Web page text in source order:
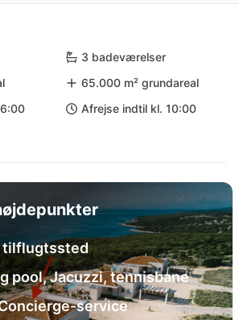
3 badeværelser
65.000 m² grundareal
Afrejse indtil kl. 10:00
pool, Jacuzzi, tennisbane
service